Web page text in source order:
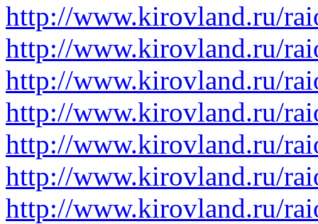
http://www.kirovland.ru/
http://www.kirovland.ru/
http://www.kirovland.ru/
http://www.kirovland.ru/
http://www.kirovland.ru/
http://www.kirovland.ru/
http://www.kirovland.ru/